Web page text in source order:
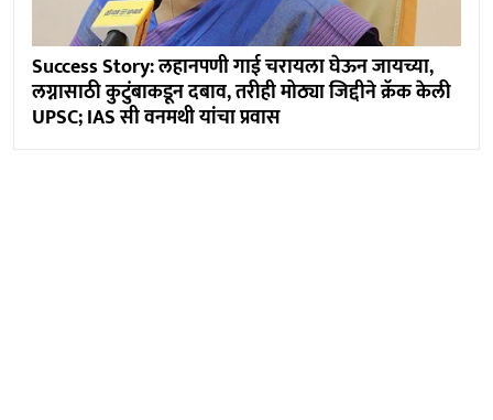
Success Story: लहानपणी गाई चरायला घेऊन जायच्या,
लग्नासाठी कुटुंबाकडून दबाव, तरीही मोठ्या जिद्दीने क्रॅक केली
UPSC; IAS सी वनमथी यांचा प्रवास